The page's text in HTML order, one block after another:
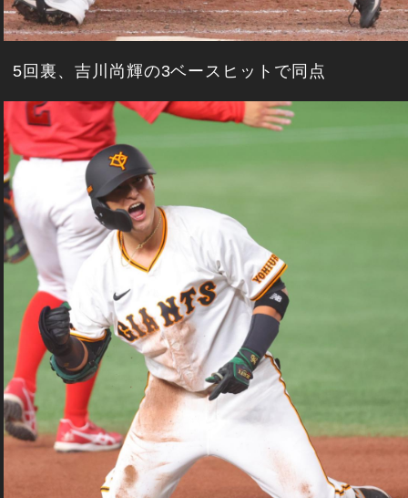
5回裏、吉川尚輝の3ベースヒットで同点